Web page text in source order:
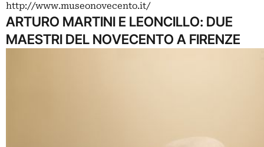
http://www.museonovecento.it/
ARTURO MARTINI E LEONCILLO: DUE
MAESTRI DEL NOVECENTO A FIRENZE